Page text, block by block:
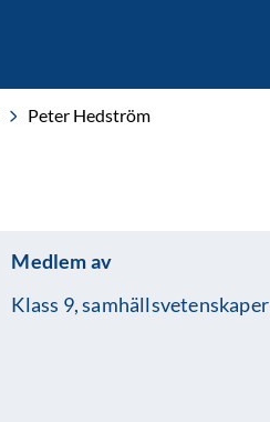
Peter Hedström
Medlem av
Klass 9, samhällsvetenskaper